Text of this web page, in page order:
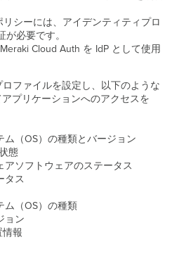
シーには、アイデンティティプロ
が必要です。
Cloud Auth を IdP として使用
ファイルを設定し、以下のような
プリケーションへのアクセスを
ム（OS）の種類とバージョン
態
ソフトウェアのステータス
ス
ム（OS）の種類
ン
報